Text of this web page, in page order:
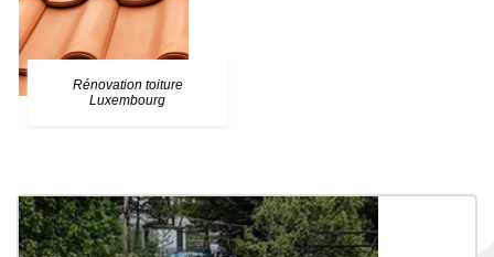
Rénovation toiture
Luxembourg